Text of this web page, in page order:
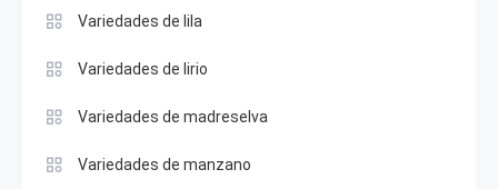
Variedades de lila
Variedades de lirio
Variedades de madreselva
Variedades de manzano